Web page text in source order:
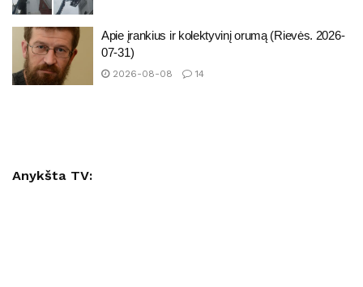
Apie įrankius ir kolektyvinį orumą (Rievės. 2026-
07-31)
2026-08-08 14
Anykšta TV: